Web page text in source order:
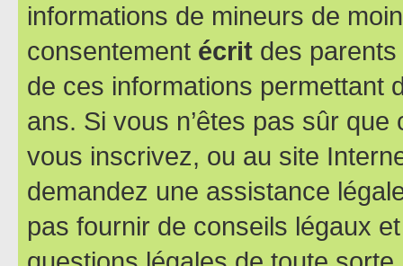
informations de mineurs de
consentement écrit des parents
de ces informations permettant
ans. Si vous n’êtes pas sûr
vous inscrivez, ou au site
demandez une assistance
pas fournir de conseils légaux